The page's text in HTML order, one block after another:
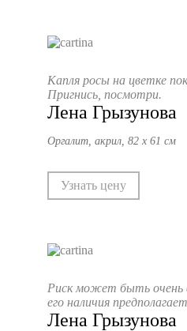
Капля росы на цветке
Пригнись, посмотри.
Лена Грызунова
Оргалит, акрил, 82 х 61 см
Узнать цену
Риск может быть очень
его наличия
Лена Грызунова